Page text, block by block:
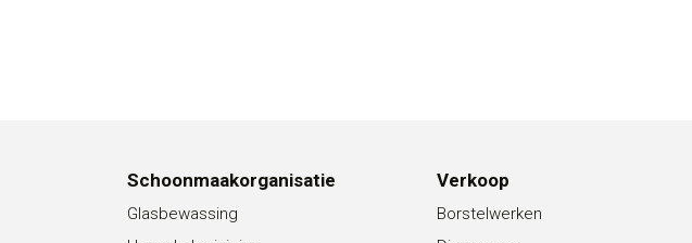
Schoonmaakorganisatie
Glasbewassing
Verkoop
Borstelwerken